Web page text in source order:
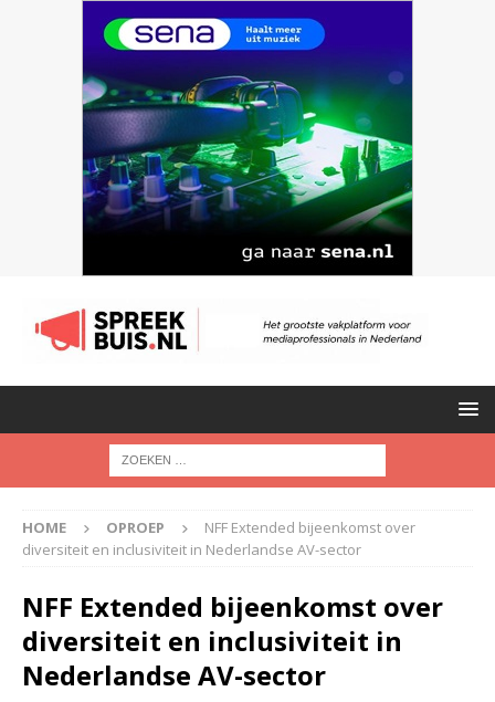
HOME OPROEP
NFF Extended bijeenkomst over
diversiteit en inclusiviteit in Nederlandse AV-sector
NFF Extended bijeenkomst over
diversiteit en inclusiviteit in
Nederlandse AV-sector